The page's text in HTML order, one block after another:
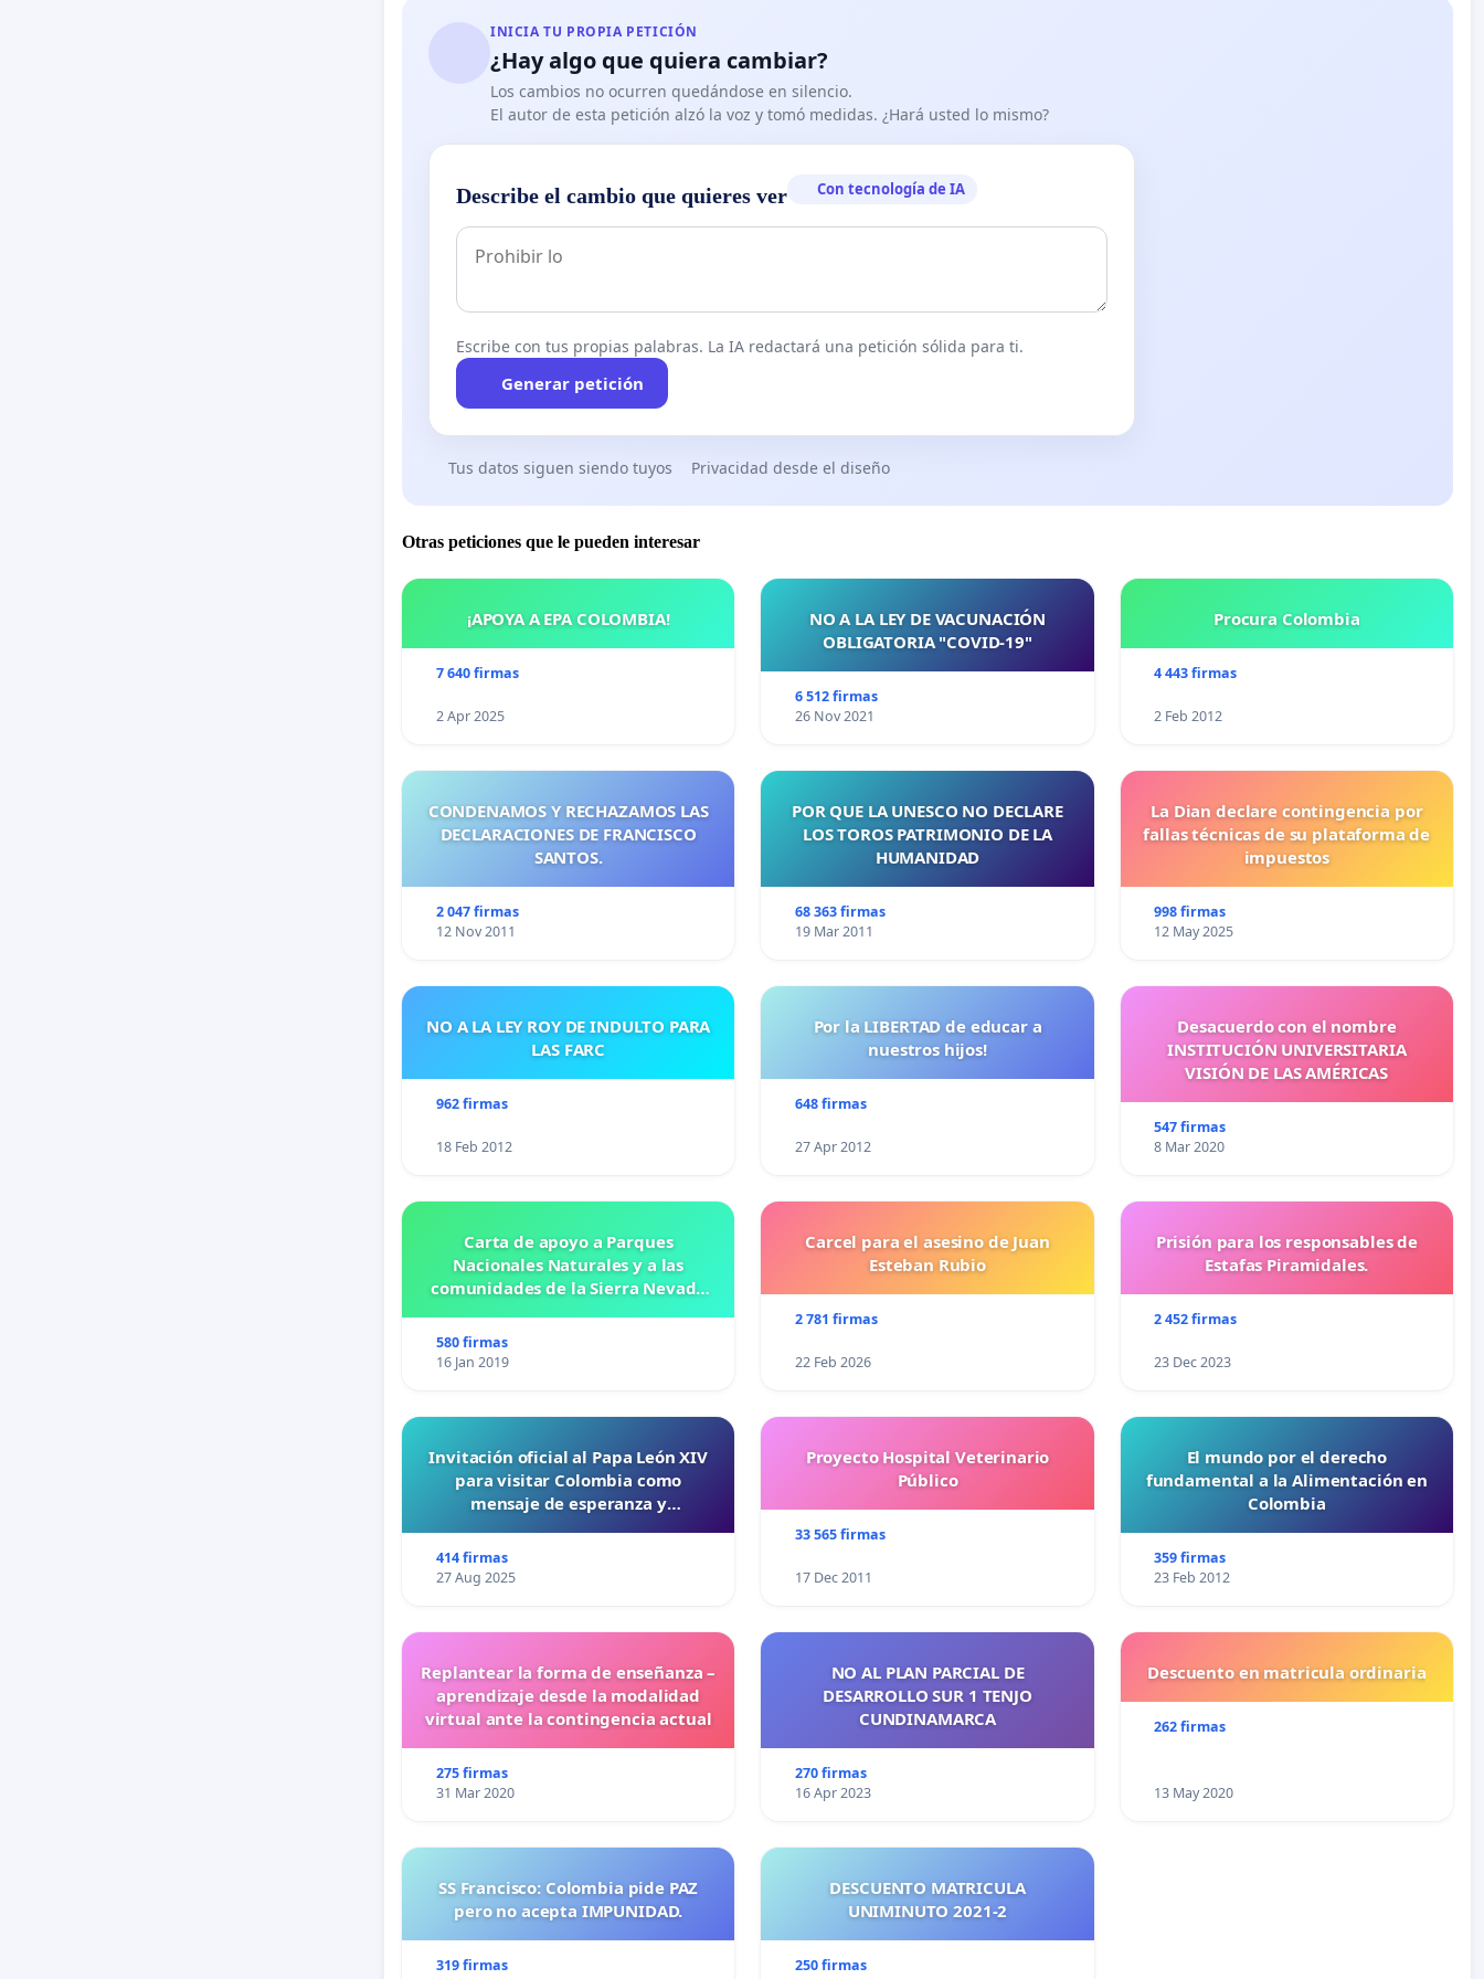
Muy atentamente,
(Siguen las firmas de los moradores de los barrios “La Floresta” y
INICIA TU PROPIA PETICIÓN
¿Hay algo que quiera cambiar?
Los cambios no ocurren quedándose en silencio.
El autor de esta petición alzó la voz y tomó medidas. ¿Hará usted lo mismo?
Describe el cambio que quieres ver Con tecnología de IA
Escribe con tus propias palabras. La IA redactará una petición sólida para ti.
Generar petición
Tus datos siguen siendo tuyos Privacidad desde el diseño
Otras peticiones que le pueden interesar
¡APOYA A EPA COLOMBIA!
7 640 firmas
2 Apr 2025
NO A LA LEY DE VACUNACIÓN
OBLIGATORIA "COVID-19"
6 512 firmas
26 Nov 2021
Procura Colombia
4 443 firmas
2 Feb 2012
CONDENAMOS Y RECHAZAMOS LAS
DECLARACIONES DE FRANCISCO
SANTOS.
2 047 firmas
12 Nov 2011
POR QUE LA UNESCO NO DECLARE
LOS TOROS PATRIMONIO DE LA
HUMANIDAD
68 363 firmas
19 Mar 2011
La Dian declare contingencia por
fallas técnicas de su plataforma de
impuestos
998 firmas
12 May 2025
NO A LA LEY ROY DE INDULTO PARA
LAS FARC
962 firmas
18 Feb 2012
Por la LIBERTAD de educar a
nuestros hijos!
648 firmas
27 Apr 2012
Desacuerdo con el nombre
INSTITUCIÓN UNIVERSITARIA
VISIÓN DE LAS AMÉRICAS
547 firmas
8 Mar 2020
Carta de apoyo a Parques
Nacionales Naturales y a las
comunidades de la Sierra Nevada
580 firmas
16 Jan 2019
Carcel para el asesino de Juan
Esteban Rubio
2 781 firmas
22 Feb 2026
Prisión para los responsables de
Estafas Piramidales.
2 452 firmas
23 Dec 2023
Invitación oficial al Papa León XIV
para visitar Colombia como
mensaje de esperanza y
414 firmas
27 Aug 2025
Proyecto Hospital Veterinario
Público
33 565 firmas
17 Dec 2011
El mundo por el derecho
fundamental a la Alimentación en
Colombia
359 firmas
23 Feb 2012
Replantear la forma de enseñanza –
aprendizaje desde la modalidad
virtual ante la contingencia actual
275 firmas
31 Mar 2020
NO AL PLAN PARCIAL DE
DESARROLLO SUR 1 TENJO
CUNDINAMARCA
270 firmas
16 Apr 2023
Descuento en matricula ordinaria
262 firmas
13 May 2020
SS Francisco: Colombia pide PAZ
pero no acepta IMPUNIDAD.
319 firmas
DESCUENTO MATRICULA
UNIMINUTO 2021-2
250 firmas